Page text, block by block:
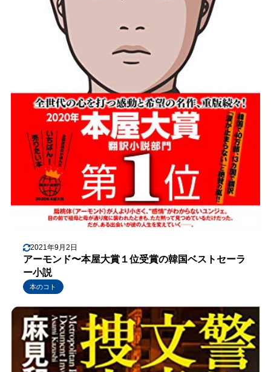
2021年9月2日
アーモンド〜本屋大賞１位受賞の韓国ベストセーラ
ー小説
本のコト